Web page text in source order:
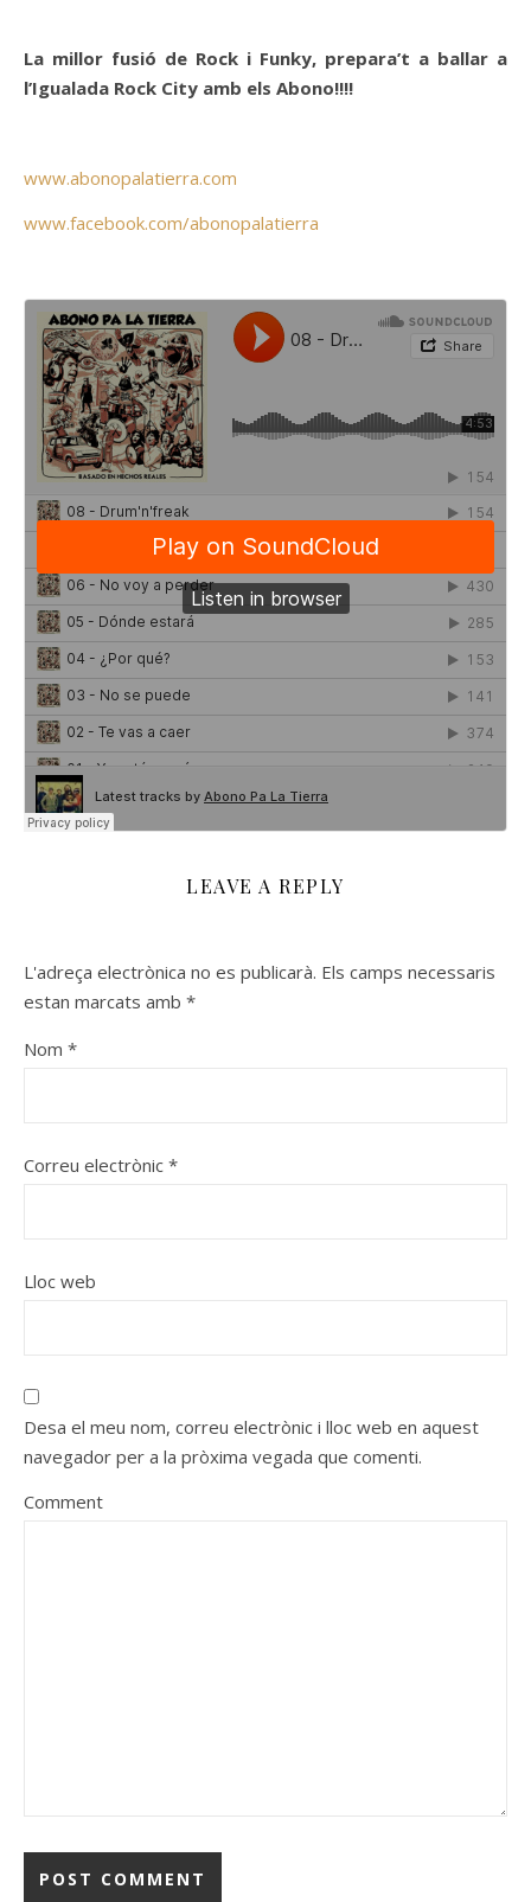
La millor fusió de Rock i Funky, prepara’t a ballar a
l’Igualada Rock City amb els Abono!!!!
www.abonopalatierra.com
www.facebook.com/abonopalatierra
LEAVE A REPLY
L'adreça electrònica no es publicarà. Els camps necessaris
estan marcats amb *
Nom *
Correu electrònic *
Lloc web
Desa el meu nom, correu electrònic i lloc web en aquest
navegador per a la pròxima vegada que comenti.
Comment